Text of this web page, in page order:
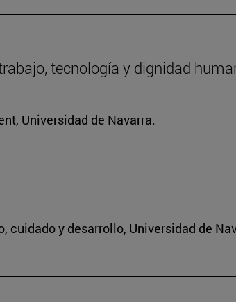
tecnología y dignidad
Universidad de Navarra.
cuidado y desarrollo, Universidad de